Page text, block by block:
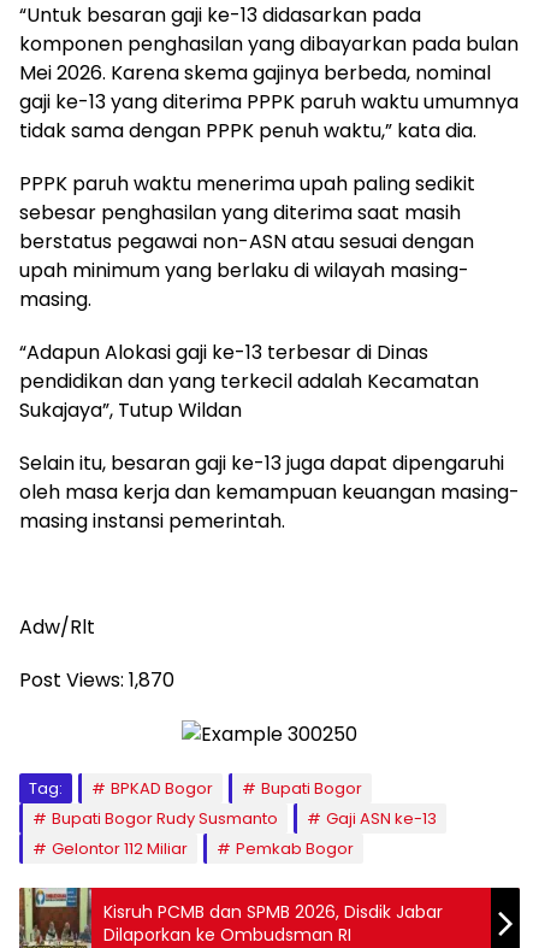
“Untuk besaran gaji ke-13 didasarkan pada
komponen penghasilan yang dibayarkan pada bulan
Mei 2026. Karena skema gajinya berbeda, nominal
gaji ke-13 yang diterima PPPK paruh waktu umumnya
tidak sama dengan PPPK penuh waktu,” kata dia.
PPPK paruh waktu menerima upah paling sedikit
sebesar penghasilan yang diterima saat masih
berstatus pegawai non-ASN atau sesuai dengan
upah minimum yang berlaku di wilayah masing-
masing.
“Adapun Alokasi gaji ke-13 terbesar di Dinas
pendidikan dan yang terkecil adalah Kecamatan
Sukajaya”, Tutup Wildan
Selain itu, besaran gaji ke-13 juga dapat dipengaruhi
oleh masa kerja dan kemampuan keuangan masing-
masing instansi pemerintah.
Adw/Rlt
Post Views: 1,870
Tag: BPKAD Bogor
Bupati Bogor
Bupati Bogor Rudy Susmanto
Gaji ASN ke-13
Gelontor 112 Miliar
Pemkab Bogor
Kisruh PCMB dan SPMB 2026, Disdik Jabar
Dilaporkan ke Ombudsman RI